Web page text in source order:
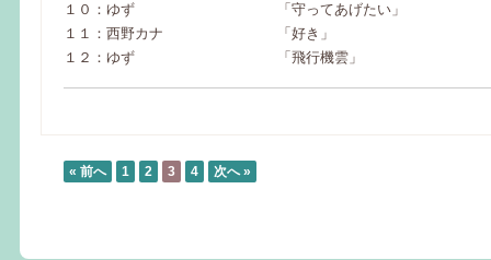
１０：ゆず 「守ってあげたい」
１１：西野カナ 「好き」
１２：ゆず 「飛行機雲」
« 前へ 1 2 3 4 次へ »